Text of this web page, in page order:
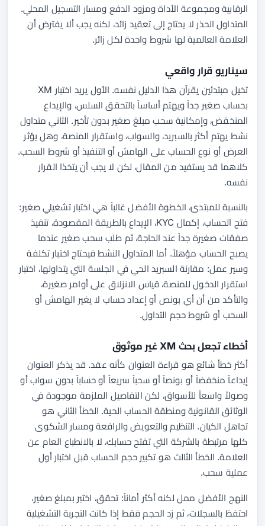
الرقابية ومجموعة الأداة ومزود الدفع ومسار التسجيل المحلي.
المتداول الحذر لا يحتاج إلى تعقيد زائد، لكنه يجب ألا يفترض أن
العلامة العالمية لها شروط واحدة لكل زائر.
سيناريو قرار واقعي
تخيل مبتدئين يقرآن هذا الدليل نفسه. الأول يريد اختبار XM
بحساب صغير جداً ويهتم أساساً بالتحقق السلس، والإيداع
المنخفض، وإمكانية سحب مبلغ صغير بدون تأخير. الثاني متداول
نشط يهتم أكثر بالسبريد، والسواب، واستقرار المنصة، وهل يؤثر
العرض أو نوع الحساب على الهامش أو التنفيذ أو شروط السحب.
كلاهما قد يستفيد من المقال، لكن لا يجب أن يتخذا القرار
نفسه.
بالنسبة للمبتدئ، الخطوة الأفضل غالباً هي اختبار تشغيلي صغير:
فتح الحساب، إكمال KYC، الإيداع بالطريقة المقصودة، تنفيذ
صفقات صغيرة جداً عند الحاجة، ثم طلب سحب صغير عندما
يصبح الحساب مؤهلاً. أما المتداول النشط فيحتاج اختبار تكلفة
وسير عمل: مقارنة السبريد الحي في الجلسة التي يتداولها، اختبار
استقرار الدخول للمنصة، قياس الانزلاق على أوامر صغيرة،
والتأكد من أن أي بونص أو إعداد حساب لا يغير الهامش أو
السحب أو شروط حجم التداول.
أخطاء تجعل بحث XM غير موثوق
أكثر خطأ شائع هو قراءة العنوان كأنه عقد. قد يذكر العنوان
إيداعاً منخفضاً أو بونصاً أو سحباً سريعاً أو حساباً بدون سواب أو
وصولاً واسعاً للأسواق، لكن التفاصيل الملزمة موجودة في
الوثائق القانونية ومنطقة الحساب الحية. الخطأ الثاني هو
تجاهل الكيان. التنظيم والتعويض والرافعة ومسار الشكوى
كلها مرتبطة بالشركة التي تفتح حسابك، لا بالانطباع العام عن
العلامة. الخطأ الثالث هو تكبير حجم الحساب قبل اختبار أول
عملية سحب.
النهج الأفضل ممل لكنه أكثر أماناً: تحقق، اختبر بمبلغ صغير،
احتفظ بالسجلات، ثم زد الحجم فقط إذا كانت التجربة التشغيلية